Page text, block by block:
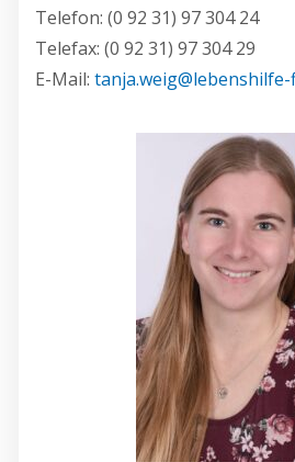
Telefon: (0 92 31) 97 304 24
Telefax: (0 92 31) 97 304 29
E-Mail: